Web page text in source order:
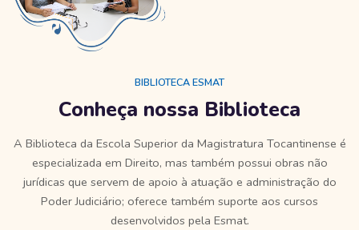
BIBLIOTECA ESMAT
Conheça nossa Biblioteca
A Biblioteca da Escola Superior da Magistratura Tocantinense é
especializada em Direito, mas também possui obras não
jurídicas que servem de apoio à atuação e administração do
Poder Judiciário; oferece também suporte aos cursos
desenvolvidos pela Esmat.